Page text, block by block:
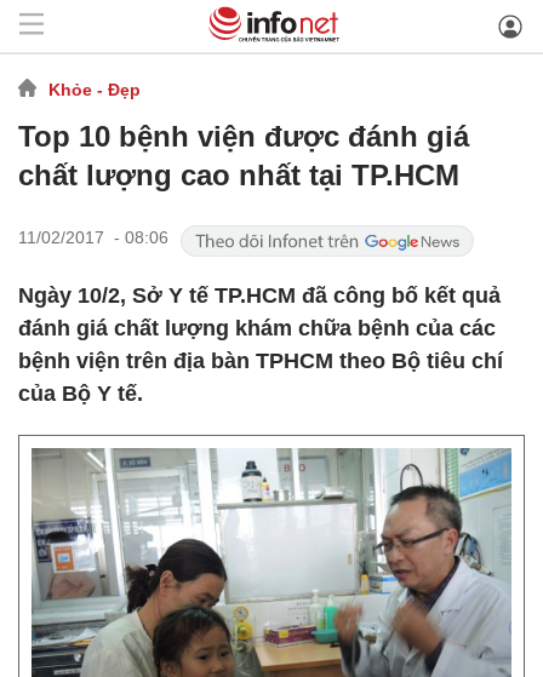
Khỏe - Đẹp
Top 10 bệnh viện được đánh giá
chất lượng cao nhất tại TP.HCM
11/02/2017 - 08:06
Ngày 10/2, Sở Y tế TP.HCM đã công bố kết quả
đánh giá chất lượng khám chữa bệnh của các
bệnh viện trên địa bàn TPHCM theo Bộ tiêu chí
của Bộ Y tế.